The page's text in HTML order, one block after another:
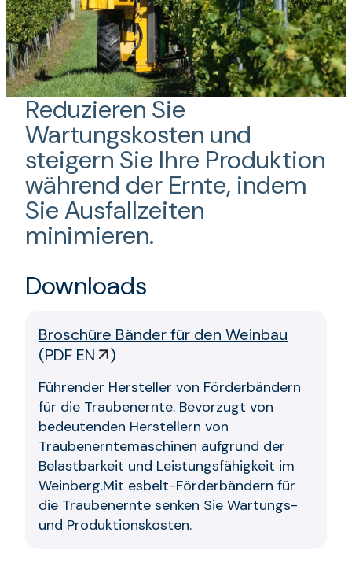
Reduzieren Sie
Wartungskosten und
steigern Sie Ihre Produktion
während der Ernte, indem
Sie Ausfallzeiten
minimieren.
Downloads
Broschüre Bänder für den Weinbau
(PDF EN )
Führender Hersteller von Förderbändern
für die Traubenernte. Bevorzugt von
bedeutenden Herstellern von
Traubenerntemaschinen aufgrund der
Belastbarkeit und Leistungsfähigkeit im
Weinberg.Mit esbelt-Förderbändern für
die Traubenernte senken Sie Wartungs-
und Produktionskosten.